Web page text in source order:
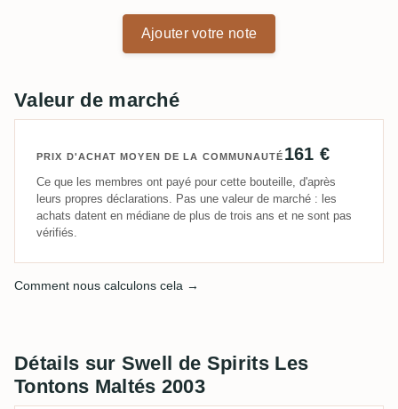
Ajouter votre note
Valeur de marché
PRIX D'ACHAT MOYEN DE LA COMMUNAUTÉ 161 €
Ce que les membres ont payé pour cette bouteille, d'après
leurs propres déclarations. Pas une valeur de marché : les
achats datent en médiane de plus de trois ans et ne sont pas
vérifiés.
Comment nous calculons cela →
Détails sur Swell de Spirits Les
Tontons Maltés 2003